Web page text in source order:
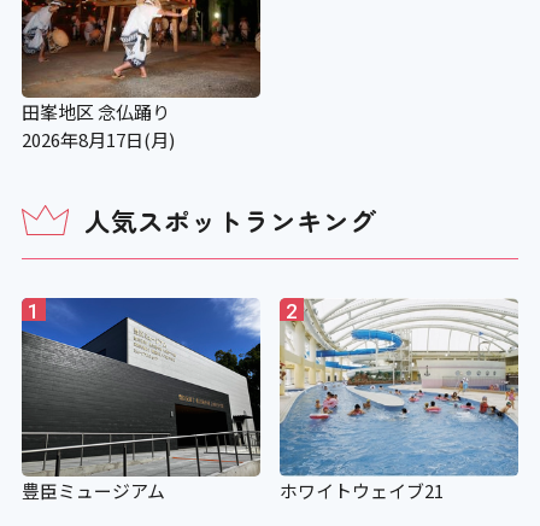
田峯地区 念仏踊り
2026年8月17日(月)
人気スポットランキング
1
豊臣ミュージアム
2
ホワイトウェイブ21